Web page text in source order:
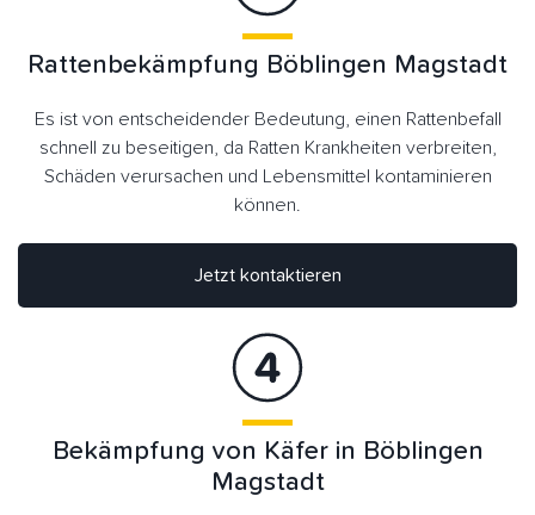
Rattenbekämpfung Böblingen Magstadt
Es ist von entscheidender Bedeutung, einen Rattenbefall
schnell zu beseitigen, da Ratten Krankheiten verbreiten,
Schäden verursachen und Lebensmittel kontaminieren
können.
Jetzt kontaktieren
Bekämpfung von Käfer in Böblingen
Magstadt